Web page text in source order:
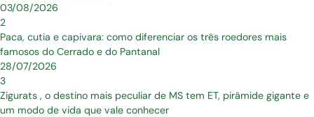
03/08/2026
2
Paca, cutia e capivara: como diferenciar os três roedores mais
famosos do Cerrado e do Pantanal
28/07/2026
3
Zigurats , o destino mais peculiar de MS tem ET, pirâmide gigante e
um modo de vida que vale conhecer